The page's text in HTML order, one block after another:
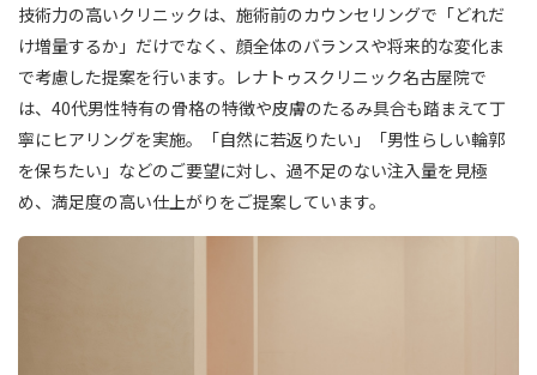
技術力の高いクリニックは、施術前のカウンセリングで「どれだ
け増量するか」だけでなく、顔全体のバランスや将来的な変化ま
で考慮した提案を行います。レナトゥスクリニック名古屋院で
は、40代男性特有の骨格の特徴や皮膚のたるみ具合も踏まえて丁
寧にヒアリングを実施。「自然に若返りたい」「男性らしい輪郭
を保ちたい」などのご要望に対し、過不足のない注入量を見極
め、満足度の高い仕上がりをご提案しています。